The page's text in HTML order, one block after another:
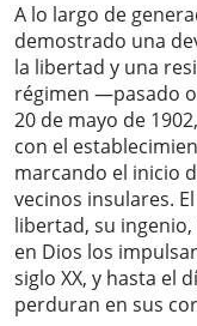
A lo largo de
demostrado una
la libertad y una
régimen —pasado
20 de mayo de
con el
marcando el inicio
vecinos insulares.
libertad, su
en Dios los
siglo XX, y hasta el
perduran en sus